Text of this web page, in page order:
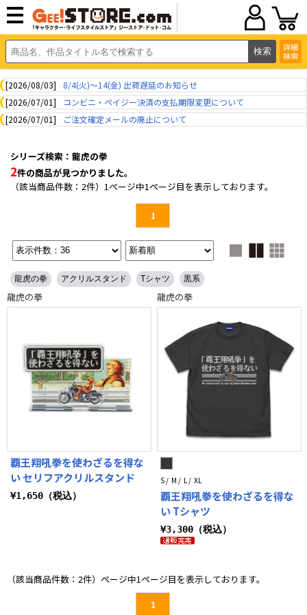
詳細
検索
[2026/08/03]
8/4(火)～14(金) 出荷遅延のお知らせ
[2026/07/01]
コンビニ・ペイジー決済の支払期限変更について
[2026/07/01]
ご注文確定メールの廃止について
シリーズ検索：龍虎の拳
2件の商品が見つかりました。
（該当商品件数：2件）1ページ中1ページ目を表示しております。
1
龍虎の拳 アクリルスタンド Tシャツ 黒系
龍虎の拳
覇王翔吼拳を使わざるを得な
い セリフアクリルスタンド
¥1,650（税込）
龍虎の拳
S / M / L / XL
覇王翔吼拳を使わざるを得な
い Tシャツ
¥3,300（税込）
（該当商品件数：2件）ページ中1ページ目を表示しております。
1